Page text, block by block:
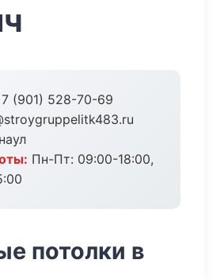
(901) 528-70-69
Пн-Пт: 09:00-18:00,
потолки в